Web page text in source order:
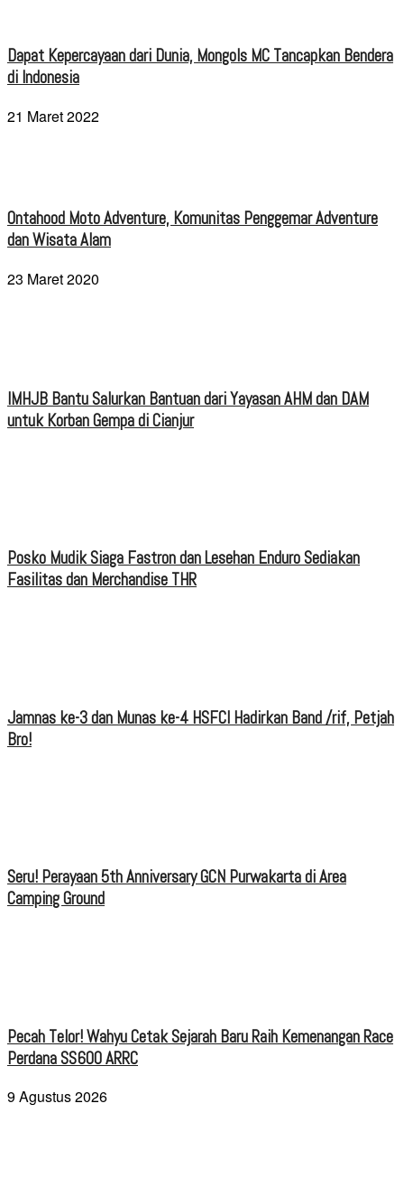
Dapat Kepercayaan dari Dunia, Mongols MC Tancapkan Bendera
di Indonesia
21 Maret 2022
Ontahood Moto Adventure, Komunitas Penggemar Adventure
dan Wisata Alam
23 Maret 2020
IMHJB Bantu Salurkan Bantuan dari Yayasan AHM dan DAM
untuk Korban Gempa di Cianjur
Posko Mudik Siaga Fastron dan Lesehan Enduro Sediakan
Fasilitas dan Merchandise THR
Jamnas ke-3 dan Munas ke-4 HSFCI Hadirkan Band /rif, Petjah
Bro!
Seru! Perayaan 5th Anniversary GCN Purwakarta di Area
Camping Ground
Pecah Telor! Wahyu Cetak Sejarah Baru Raih Kemenangan Race
Perdana SS600 ARRC
9 Agustus 2026